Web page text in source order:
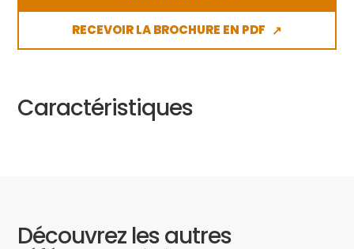
RECEVOIR LA BROCHURE EN PDF ↗
Caractéristiques
Découvrez les autres